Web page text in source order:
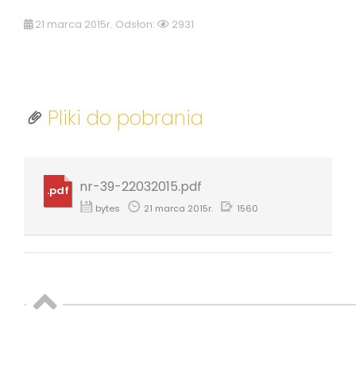
21 marca 2015r. Odsłon: 2931
Pliki do pobrania
.pdf nr-39-22032015.pdf
bytes 21 marca 2015r. 1560